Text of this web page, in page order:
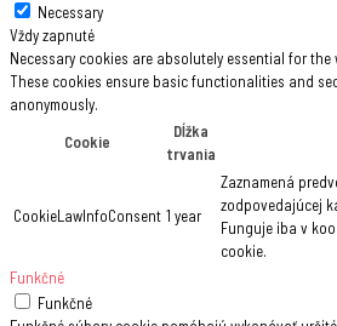
Necessary
Vždy zapnuté
Necessary cookies are absolutely essential for
These cookies ensure basic functionalities and
anonymously.
Cookie
Dĺžka
trvania
CookieLawInfoConsent 1 year
Zaznamená
zodpovedajúcej
Funguje iba v
cookie.
Funkčné
Funkčné